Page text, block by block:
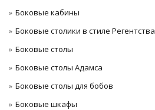
Боковые кабины
Боковые столики в стиле Регентства
Боковые столы
Боковые столы Адамса
Боковые столы для бобов
Боковые шкафы